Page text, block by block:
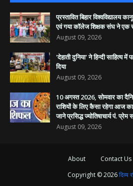
​प्रस्तावित बिहार विश्वविद्यालय
एवं गया कॉलेज शिक्षक संघ ने एक
August 09, 2026
'देहाती दुनिया' ने हिन्दी साहित्य
दिया
August 09, 2026
10 अगस्त 2026, सोमवार का
राशियों के लिए कैसा रहेगा आज
जाने प्रसिद्ध ज्योतिषाचार्य पं.
August 09, 2026
About Contact Us
Copyright ©2026दिव्य